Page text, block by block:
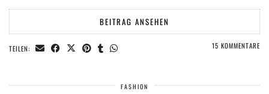
BEITRAG ANSEHEN
TEILEN: 15 KOMMENTARE
FASHION